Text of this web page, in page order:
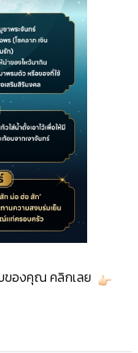
ของคุณ คลิกเลย